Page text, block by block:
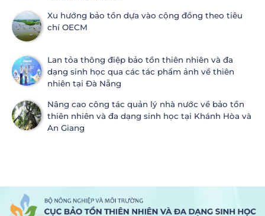
Xu hướng bảo tồn dựa vào cộng đồng theo tiêu
chí OECM
Lan tỏa thông điệp bảo tồn thiên nhiên và đa
dạng sinh học qua các tác phẩm ảnh về thiên
nhiên tại Đà Nẵng
Nâng cao công tác quản lý nhà nước về bảo tồn
thiên nhiên và đa dạng sinh học tại Khánh Hòa và
An Giang